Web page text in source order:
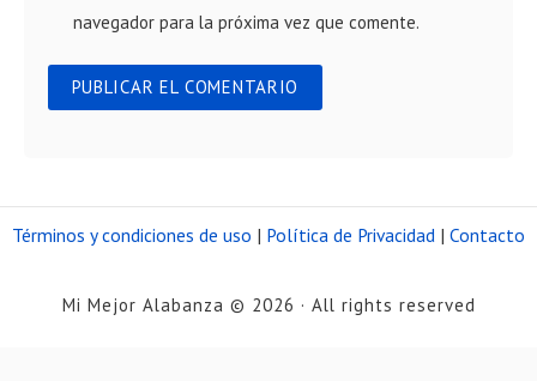
navegador para la próxima vez que comente.
Términos y condiciones de uso | Política de Privacidad | Contacto
Mi Mejor Alabanza © 2026 · All rights reserved